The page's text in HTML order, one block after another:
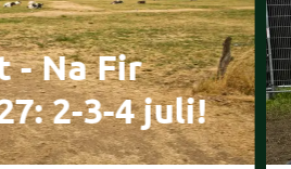
- Na Fir
2-3-4 juli!